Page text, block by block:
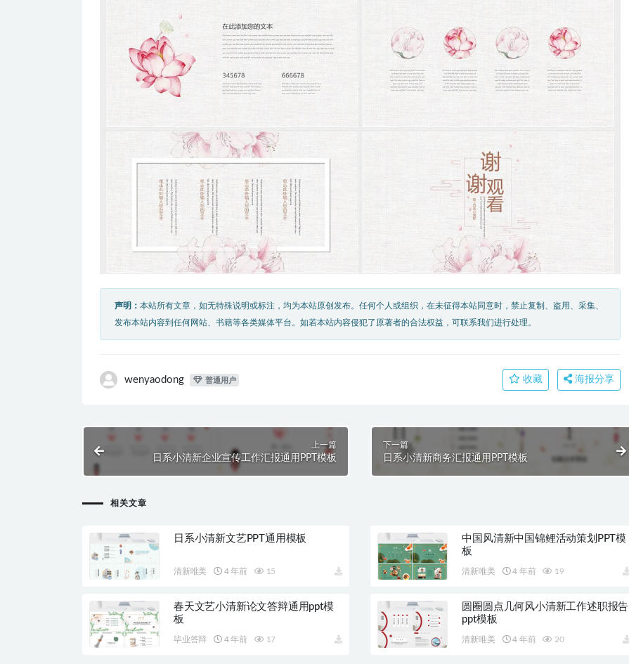
声明： 本站所有文章，如无特殊说明或标注，均为本站原创发布。任何个人或组织，在未征得本站同意时，禁止复制、盗用、采集、
发布本站内容到任何网站、书籍等各类媒体平台。如若本站内容侵犯了原著者的合法权益，可联系我们进行处理。
wenyaodong 普通用户 收藏 海报分享
上一篇
日系小清新企业宣传工作汇报通用PPT模板
下一篇
日系小清新商务汇报通用PPT模板
相关文章
日系小清新文艺PPT通用模板
清新唯美 4 年前 15
中国风清新中国锦鲤活动策划PPT模
板
清新唯美 4 年前 19
春天文艺小清新论文答辩通用ppt模
板
毕业答辩 4 年前 17
圆圈圆点几何风小清新工作述职报告
ppt模板
清新唯美 4 年前 20